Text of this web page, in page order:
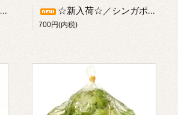
☆新入荷☆／シンガポールの老舗ブランド《廣祥泰》／参芭醤(サンバルソース:100g入／ブラチャンチリペースト)／※瓶物なので常温・冷蔵発送のみ【冷凍不可】
700円(内税)